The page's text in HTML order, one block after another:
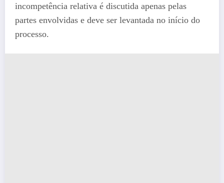
incompetência relativa é discutida apenas pelas
partes envolvidas e deve ser levantada no início do
processo.